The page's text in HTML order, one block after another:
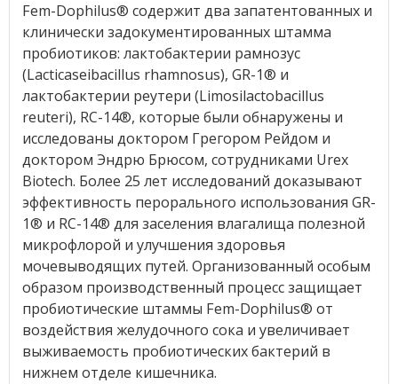
Fem-Dophilus® содержит два запатентованных и
клинически задокументированных штамма
пробиотиков: лактобактерии рамнозус
(Lacticaseibacillus rhamnosus), GR-1® и
лактобактерии реутери (Limosilactobacillus
reuteri), RC-14®, которые были обнаружены и
исследованы доктором Грегором Рейдом и
доктором Эндрю Брюсом, сотрудниками Urex
Biotech. Более 25 лет исследований доказывают
эффективность перорального использования GR-
1® и RC-14® для заселения влагалища полезной
микрофлорой и улучшения здоровья
мочевыводящих путей. Организованный особым
образом производственный процесс защищает
пробиотические штаммы Fem-Dophilus® от
воздействия желудочного сока и увеличивает
выживаемость пробиотических бактерий в
нижнем отделе кишечника.